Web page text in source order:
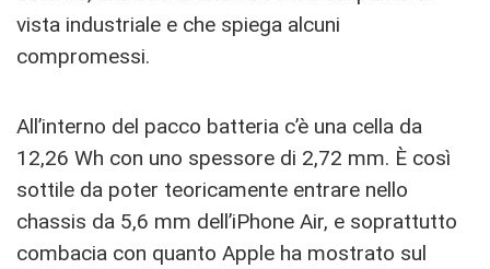
vista industriale e che spiega alcuni
compromessi.
All’interno del pacco batteria c’è una cella da
12,26 Wh con uno spessore di 2,72 mm. È così
sottile da poter teoricamente entrare nello
chassis da 5,6 mm dell’iPhone Air, e soprattutto
combacia con quanto Apple ha mostrato sul